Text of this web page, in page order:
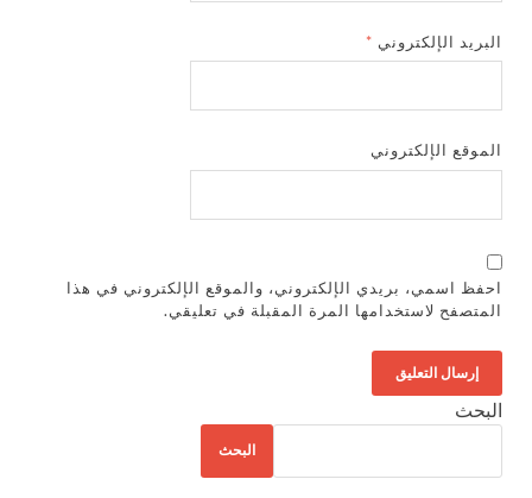
البريد الإلكتروني *
الموقع الإلكتروني
احفظ اسمي، بريدي الإلكتروني، والموقع الإلكتروني في هذا
المتصفح لاستخدامها المرة المقبلة في تعليقي.
البحث
البحث